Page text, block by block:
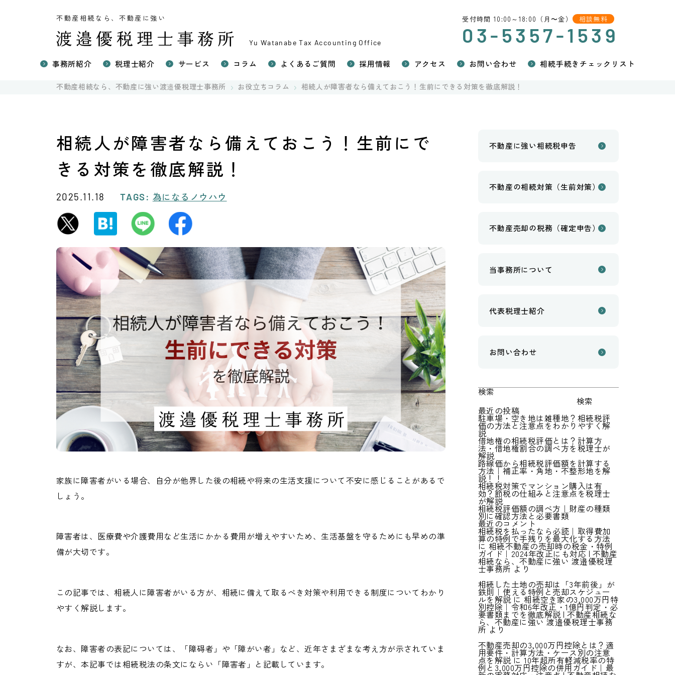
不動産相続なら、不動産に強い
Yu Watanabe Tax Accounting Office
受付時間 10:00～18:00（月〜金） 相談無料
03-5357-1539
事務所紹介 税理士紹介 サービス コラム よくあるご質問 採用情報 アクセス お問い合わせ 相続手続きチェックリスト
不動産相続なら、不動産に強い渡邉優税理士事務所 お役立ちコラム 相続人が障害者なら備えておこう！生前にできる対策を徹底解説！
相続人が障害者なら備えておこう！生前にで
きる対策を徹底解説！
2025.11.18 TAGS: 為になるノウハウ
家族に障害者がいる場合、自分が他界した後の相続や将来の生活支援について不安に感じることがあるで
しょう。
障害者は、医療費や介護費用など生活にかかる費用が増えやすいため、生活基盤を守るためにも早めの準
備が大切です。
この記事では、相続人に障害者がいる方が、相続に備えて取るべき対策や利用できる制度についてわかり
やすく解説します。
なお、障害者の表記については、「障碍者」や「障がい者」など、近年さまざまな考え方が示されていま
すが、本記事では相続税法の条文にならい「障害者」と記載しています。
不動産に強い相続税申告
不動産の相続対策（生前対策）
不動産売却の税務（確定申告）
当事務所について
代表税理士紹介
お問い合わせ
検索
検索
最近の投稿
駐車場・空き地は雑種地？相続税評
価の方法と注意点をわかりやすく解
説
借地権の相続税評価とは？計算方
法・借地権割合の調べ方を税理士が
解説
路線価から相続税評価額を計算する
方法｜補正率・角地・不整形地を解
説！！
相続税対策でマンション購入は有
効？節税の仕組みと注意点を税理士
が解説
相続税評価額の調べ方｜財産の種類
別に確認方法と必要書類
最近のコメント
相続税を払ったなら必読｜取得費加
算の特例で手残りを最大化する方法
に 相続不動産の売却時の税金・特例
ガイド｜2024年改正にも対応 | 不動産
相続なら、不動産に強い 渡邉優税理
士事務所 より
相続した土地の売却は「3年前後」が
鉄則｜使える特例と売却スケジュー
ルを解説に相続空き家の3,000万円特
別控除｜令和6年改正・1億円判定・必
要書類までを徹底解説 | 不動産相続な
ら、不動産に強い 渡邉優税理士事務
所より
不動産売却の3,000万円控除とは？適
用要件・計算方法・ケース別の注意
点を解説に10年超所有軽減税率の特
例と3,000万円控除の併用ガイド｜最